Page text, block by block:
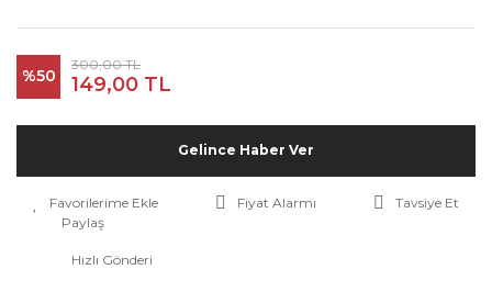
%50
300,00 TL
149,00 TL
Gelince Haber Ver
Fiyat Alarmı
Tavsiye Et
Paylaş
Hızlı Gönderi